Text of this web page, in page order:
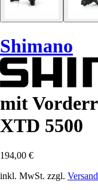
Shimano
mit
XTD 5500
194,00 €
inkl. MwSt. zzgl.